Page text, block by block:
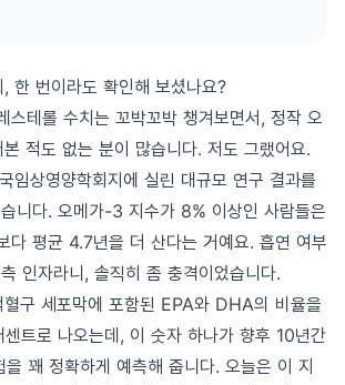
한 번이라도 확인해 보셨나요?
스테롤 수치는 꼬박꼬박 챙겨보면서, 정작 오
적도 없는 분이 많습니다. 저도 그랬어요.
임상영양학회지에 실린 대규모 연구 결과를
니다. 오메가-3 지수가 8% 이상인 사람들은
다 평균 4.7년을 더 산다는 거예요. 흡연 여부
인자라니, 솔직히 좀 충격이었습니다.
구 세포막에 포함된 EPA와 DHA의 비율을
트로 나오는데, 이 숫자 하나가 향후 10년간
꽤 정확하게 예측해 줍니다. 오늘은 이 지